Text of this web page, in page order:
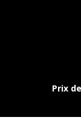
Prix